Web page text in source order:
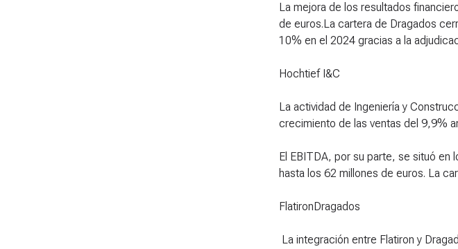
La mejora de los resultados
de euros.La cartera de Dragados
10% en el 2024 gracias a la
Hochtief I&C
La actividad de Ingeniería y
crecimiento de las ventas del 9,9%
El EBITDA, por su parte, se situó
hasta los 62 millones de euros. La
FlatironDragados
La integración entre Flatiron y